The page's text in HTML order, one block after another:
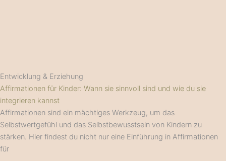
Entwicklung & Erziehung
Affirmationen für Kinder: Wann sie sinnvoll sind und wie du sie
integrieren kannst
Affirmationen sind ein mächtiges Werkzeug, um das
Selbstwertgefühl und das Selbstbewusstsein von Kindern zu
stärken. Hier findest du nicht nur eine Einführung in Affirmationen
für